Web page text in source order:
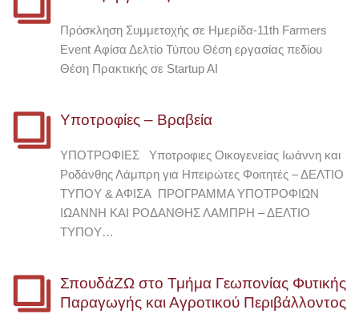
Πρόσκληση Συμμετοχής σε Ημερίδα-11th Farmers
Event Αφίσα Δελτίο Τύπου Θέση εργασίας πεδίου
Θέση Πρακτικής σε Startup AI
Υποτροφίες – Βραβεία
ΥΠΟΤΡΟΦΙΕΣ Υποτροφιες Οικογενείας Ιωάννη και
Ροδάνθης Λάμπρη για Ηπειρώτες Φοιτητές – ΔΕΛΤΙΟ
ΤΥΠΟΥ & ΑΦΙΣΑ ΠΡΟΓΡΑΜΜΑ ΥΠΟΤΡΟΦΙΩΝ
ΙΩΑΝΝΗ ΚΑΙ ΡΟΔΑΝΘΗΣ ΛΑΜΠΡΗ – ΔΕΛΤΙΟ
ΤΥΠΟΥ…
ΣπουδάΖΩ στο Τμήμα Γεωπονίας Φυτικής
Παραγωγής και Αγροτικού Περιβάλλοντος